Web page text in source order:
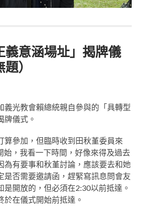
義意涵場址」揭牌儀
）
義光教會賴總統親自參與的「具轉型
牌儀式。
算參加，但臨時收到田秋堇委員來
始，我看一下時間，好像來得及過去
為有要事和秋堇討論，應該要去和她
是否需要邀請函，趕緊寫訊息問會友
是開放的，但必須在2:30以前抵達。
於在儀式開始前抵達。